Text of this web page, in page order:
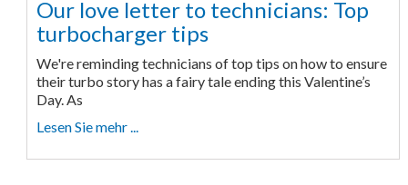
Our love letter to technicians: Top
turbocharger tips
We're reminding technicians of top tips on how to ensure
their turbo story has a fairy tale ending this Valentine’s
Day. As
Lesen Sie mehr ...